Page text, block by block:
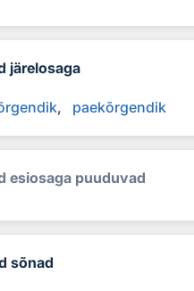
järelosaga
paekõrgendik
esiosaga puuduvad
sõnad